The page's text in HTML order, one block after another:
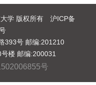
学 版权所有 沪ICP备
393号 邮编:201210
楼 邮编:200031
号